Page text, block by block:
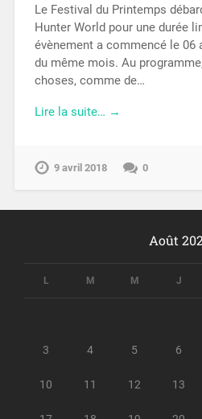
Le Festival du Printemps
Hunter World pour une durée
évènement a commencé le 06
du même mois. Au
choses, comme de…
Lire la suite… →
9 avril 2018 0
Août
L M M J
3 4 5 6
10 11 12 13